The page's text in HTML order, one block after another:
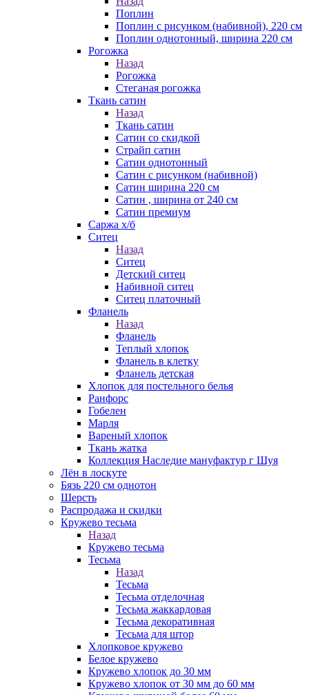
Поплин
Поплин с рисунком (набивной), 220 см
Поплин однотонный, ширина 220 см
Рогожка
Назад
Рогожка
Стеганая рогожка
Ткань сатин
Назад
Ткань сатин
Сатин со скидкой
Страйп сатин
Сатин однотонный
Сатин с рисунком (набивной)
Сатин ширина 220 см
Сатин , ширина от 240 см
Сатин премиум
Саржа х/б
Ситец
Назад
Ситец
Детский ситец
Набивной ситец
Ситец платочный
Фланель
Назад
Фланель
Теплый хлопок
Фланель в клетку
Фланель детская
Хлопок для постельного белья
Ранфорс
Гобелен
Марля
Вареный хлопок
Ткань жатка
Коллекция Наследие мануфактур г Шуя
Лён в лоскуте
Бязь 220 см однотон
Шерсть
Распродажа и скидки
Кружево тесьма
Назад
Кружево тесьма
Тесьма
Назад
Тесьма
Тесьма отделочная
Тесьма жаккардовая
Тесьма декоративная
Тесьма для штор
Хлопковое кружево
Белое кружево
Кружево хлопок до 30 мм
Кружево хлопок от 30 мм до 60 мм